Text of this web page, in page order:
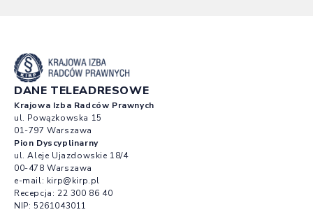
DANE TELEADRESOWE
Krajowa Izba Radców Prawnych
ul. Powązkowska 15
01-797 Warszawa
Pion Dyscyplinarny
ul. Aleje Ujazdowskie 18/4
00-478 Warszawa
e-mail: kirp@kirp.pl
Recepcja: 22 300 86 40
NIP: 5261043011